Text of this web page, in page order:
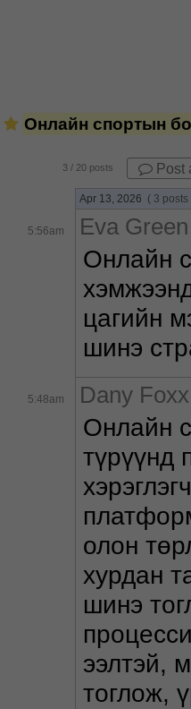
Онлайн спортын
3 / 20 posts Post
Apr 13, 2026 ( 3 posts
5:56am Eva
Онлайн
цагийн
шинэ
5:48am Dany
Онлайн
түрүүнд
олон
хурдан
шинэ
ээлтэй,
тоглож,